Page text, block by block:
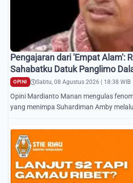
Pengajaran dari 'Empat Alam':
Sahabatku Datuk Panglimo
OPINI Sabtu, 08 Agustus 2026 | 18:38 WIB
Opini Mardianto Manan mengulas
yang menimpa Suhardiman Amby